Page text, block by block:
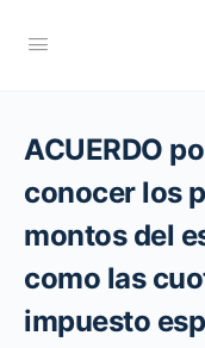
ACUERDO
conocer los
montos del
como las
impuesto